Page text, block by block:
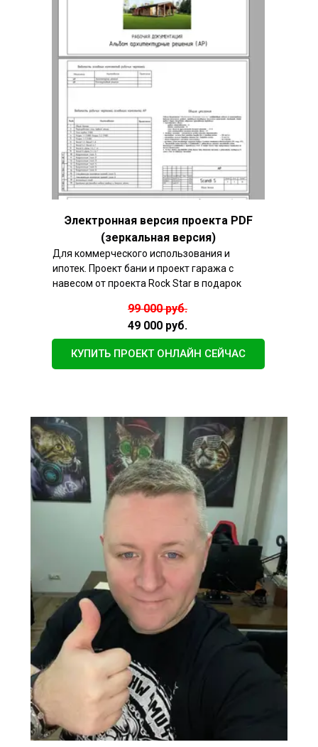
КУПИТЬ ПРОЕКТ ОНЛАЙН СЕЙЧАС
99 000 руб.
49 000 руб.
Для коммерческого использования и
ипотек. Проект бани и проект гаража с
навесом от проекта Rock Star в подарок
Электронная версия проекта PDF
(зеркальная версия)